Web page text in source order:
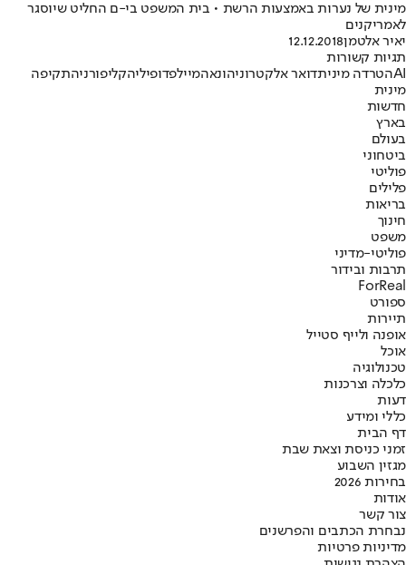
מינית של נערות באמצעות הרשת • בית המשפט בי-ם החליט שיוסגר
לאמריקנים
יאיר אלטמן12.12.2018
תגיות קשורות
AIהטרדה מיניתדואר אלקטרוניהונאהמיילפדופיליהקליפורניהתקיפה
מינית
חדשות
בארץ
בעולם
ביטחוני
פוליטי
פלילים
בריאות
חינוך
משפט
פוליטי-מדיני
תרבות ובידור
ForReal
ספורט
תיירות
אופנה ולייף סטייל
אוכל
טכנולוגיה
כלכלה וצרכנות
דעות
כללי ומידע
דף הבית
זמני כניסת וצאת שבת
מגזין השבוע
בחירות 2026
אודות
צור קשר
נבחרת הכתבים והפרשנים
מדיניות פרטיות